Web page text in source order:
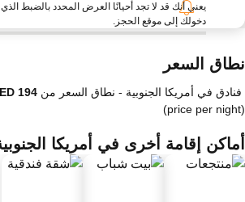
دخولك إلى موقع الحجز.
السعر
في أمريكا الجنوبية - نطاق السعرمن
(price per
إقامة أخرى في أمريكا الجنوبية